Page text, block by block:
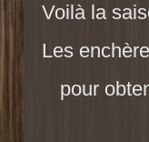
Voilà la
Les
pour